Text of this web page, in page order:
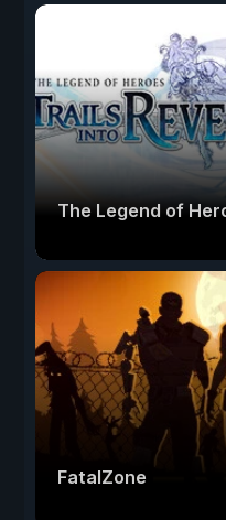
The Legend of
FatalZone